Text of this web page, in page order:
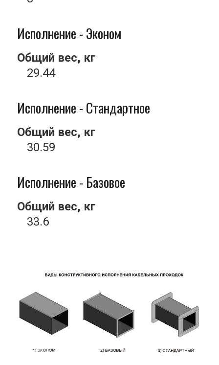
Исполнение - Эконом
Общий вес, кг
29.44
Исполнение - Стандартное
Общий вес, кг
30.59
Исполнение - Базовое
Общий вес, кг
33.6